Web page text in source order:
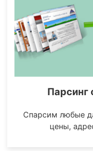
Парсинг
Спарсим любые
цены,